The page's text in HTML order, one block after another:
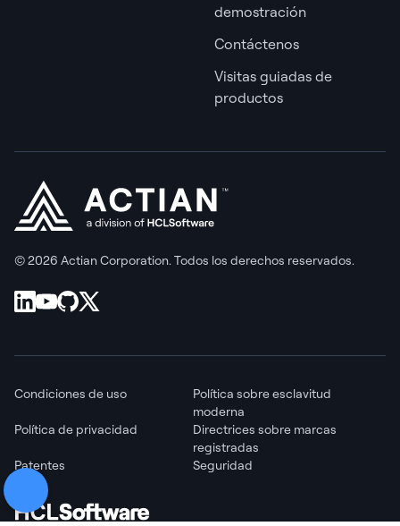
demostración
Contáctenos
Visitas guiadas de
productos
© 2026 Actian Corporation. Todos los derechos reservados.
Condiciones de uso
Política sobre esclavitud
moderna
Política de privacidad
Directrices sobre marcas
registradas
Patentes
Seguridad